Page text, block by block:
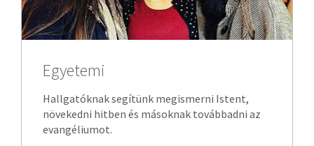
Egyetemi
Hallgatóknak segítünk megismerni Istent,
növekedni hitben és másoknak továbbadni az
evangéliumot.